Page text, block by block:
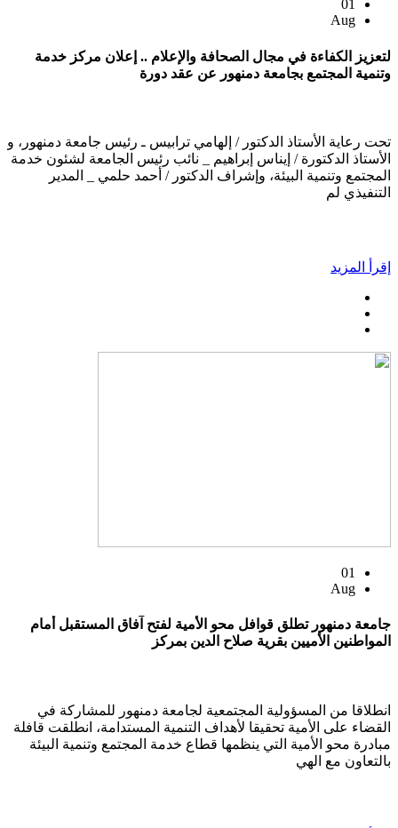
01
Aug
لتعزيز الكفاءة في مجال الصحافة والإعلام .. إعلان مركز خدمة
وتنمية المجتمع بجامعة دمنهور عن عقد دورة
تحت رعاية الأستاذ الدكتور / إلهامي ترابيس ـ رئيس جامعة دمنهور، و
الأستاذ الدكتورة / إيناس إبراهيم _ نائب رئيس الجامعة لشئون خدمة
المجتمع وتنمية البيئة، وإشراف الدكتور / أحمد حلمي _ المدير
التنفيذي لم
إقرأ المزيد
01
Aug
جامعة دمنهور تطلق قوافل محو الأمية لفتح آفاق المستقبل أمام
المواطنين الأميين بقرية صلاح الدين بمركز
انطلاقا من المسؤولية المجتمعية لجامعة دمنهور للمشاركة في
القضاء على الأمية تحقيقا لأهداف التنمية المستدامة، انطلقت قافلة
مبادرة محو الأمية التي ينظمها قطاع خدمة المجتمع وتنمية البيئة
بالتعاون مع الهي